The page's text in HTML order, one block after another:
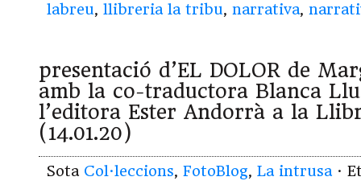
labreu, llibreria la tribu, narrativa,
presentació d’EL DOLOR de
amb la co-traductora Blanca
l’editora Ester Andorrà a la
(14.01.20)
Sota Col·leccions, FotoBlog, La intrusa ·